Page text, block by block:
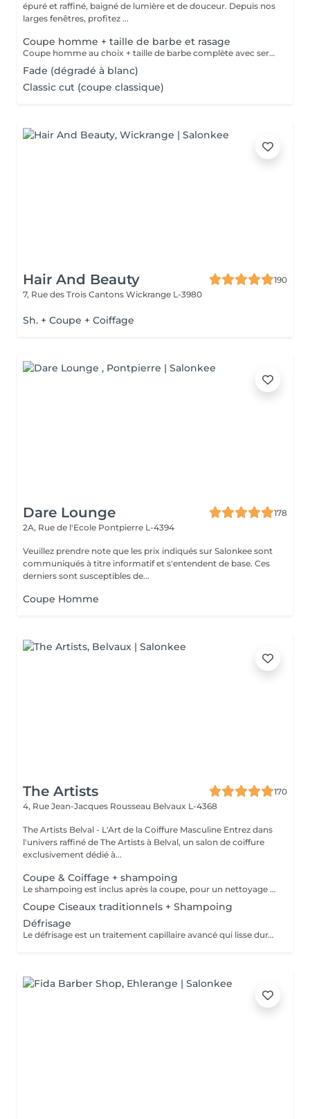
épuré et raffiné, baigné de lumière et de douceur. Depuis nos
larges fenêtres, profitez ...
Coupe homme + taille de barbe et rasage
Coupe homme au choix + taille de barbe complète avec serviette chaude, contours et finitions au rasoir.
Fade (dégradé à blanc)
Classic cut (coupe classique)
Hair And Beauty
190
7, Rue des Trois Cantons Wickrange L-3980
Sh. + Coupe + Coiffage
Dare Lounge
178
2A, Rue de l'Ecole Pontpierre L-4394
Veuillez prendre note que les prix indiqués sur Salonkee sont
communiqués à titre informatif et s'entendent de base. Ces
derniers sont susceptibles de...
Coupe Homme
The Artists
170
4, Rue Jean-Jacques Rousseau Belvaux L-4368
The Artists Belval - L'Art de la Coiffure Masculine Entrez dans
l'univers raffiné de The Artists à Belval, un salon de coiffure
exclusivement dédié à...
Coupe & Coiffage + shampoing
Le shampoing est inclus après la coupe, pour un nettoyage en profondeur et un soin optimal. Le coiffage, réalisé en fin de prestation, garantit un style parfaitement maîtrisé et durable.
Coupe Ciseaux traditionnels + Shampoing
Défrisage
Le défrisage est un traitement capillaire avancé qui lisse durablement les cheveux, facilitant leur coiffage tout en éliminant les frisottis pour un résultat élégant et soigné. Le shampoing est inclus après la coupe, pour un nettoyage en profondeur et un soin optimal.